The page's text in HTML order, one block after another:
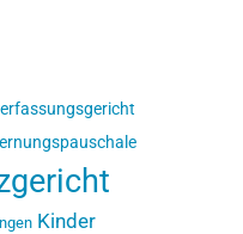
Kinder